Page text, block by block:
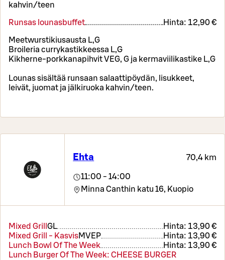
kahvin/teen
Runsas lounasbuffet Hinta: 12,90 €
Meetwurstikiusausta L,G
Broileria currykastikkeessa L,G
Kikherne-porkkanapihvit VEG, G ja kermaviilikastike L,G
Lounas sisältää runsaan salaattipöydän, lisukkeet,
leivät, juomat ja jälkiruoka kahvin/teen.
Ehta 70,4 km
11:00 - 14:00
Minna Canthin katu 16, Kuopio
Mixed Grill GL Hinta: 13,90 €
Mixed Grill - KasvisMVEP Hinta: 13,90 €
Lunch Bowl Of The Week
Hinta: 13,90 €
Lunch Burger Of The Week: CHEESE BURGER